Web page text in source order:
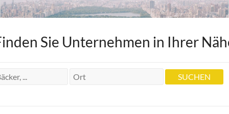
Dr. Zahnärztin Manfred Oettinger
Sie Unternehmen in Ihrer